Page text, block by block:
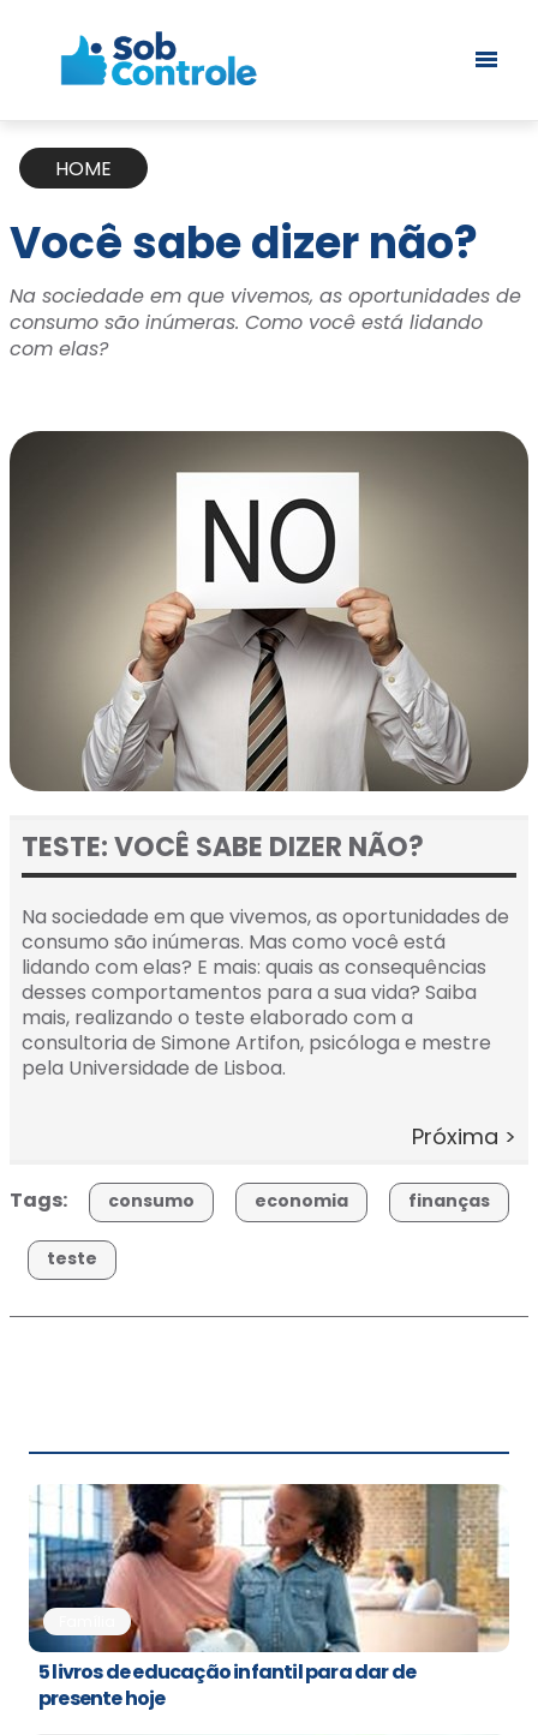
HOME
Você sabe dizer não?
Na sociedade em que vivemos, as oportunidades de
consumo são inúmeras. Como você está lidando
com elas?
TESTE: VOCÊ SABE DIZER NÃO?
Na sociedade em que vivemos, as oportunidades de
consumo são inúmeras. Mas como você está
lidando com elas? E mais: quais as consequências
desses comportamentos para a sua vida? Saiba
mais, realizando o teste elaborado com a
consultoria de Simone Artifon, psicóloga e mestre
pela Universidade de Lisboa.
Próxima >
Tags: consumo economia finanças
teste
5 livros de educação infantil para dar de
presente hoje